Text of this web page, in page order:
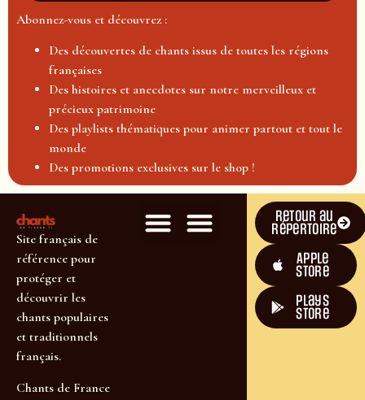
Abonnez-vous et découvrez :
Des découvertes de chants issus de toutes les régions
françaises
Des histoires et anecdotes sur notre merveilleux et
précieux patrimoine
Des playlists thématiques pour animer partout et tout le
monde
Des promotions exclusives sur le shop !
Site français de
référence pour
protéger et
découvrir les
chants populaires
et traditionnels
français.
Chants de France
Retour au
répertoire
Apple
Store
plays
store